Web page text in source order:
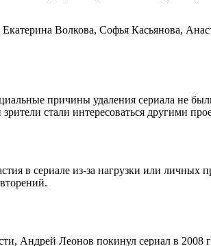
Волкова, Софья Касьянова,
причины удаления сериала не
стали интересоваться другими
в сериале из-за нагрузки или личных
Андрей Леонов покинул сериал в 2008